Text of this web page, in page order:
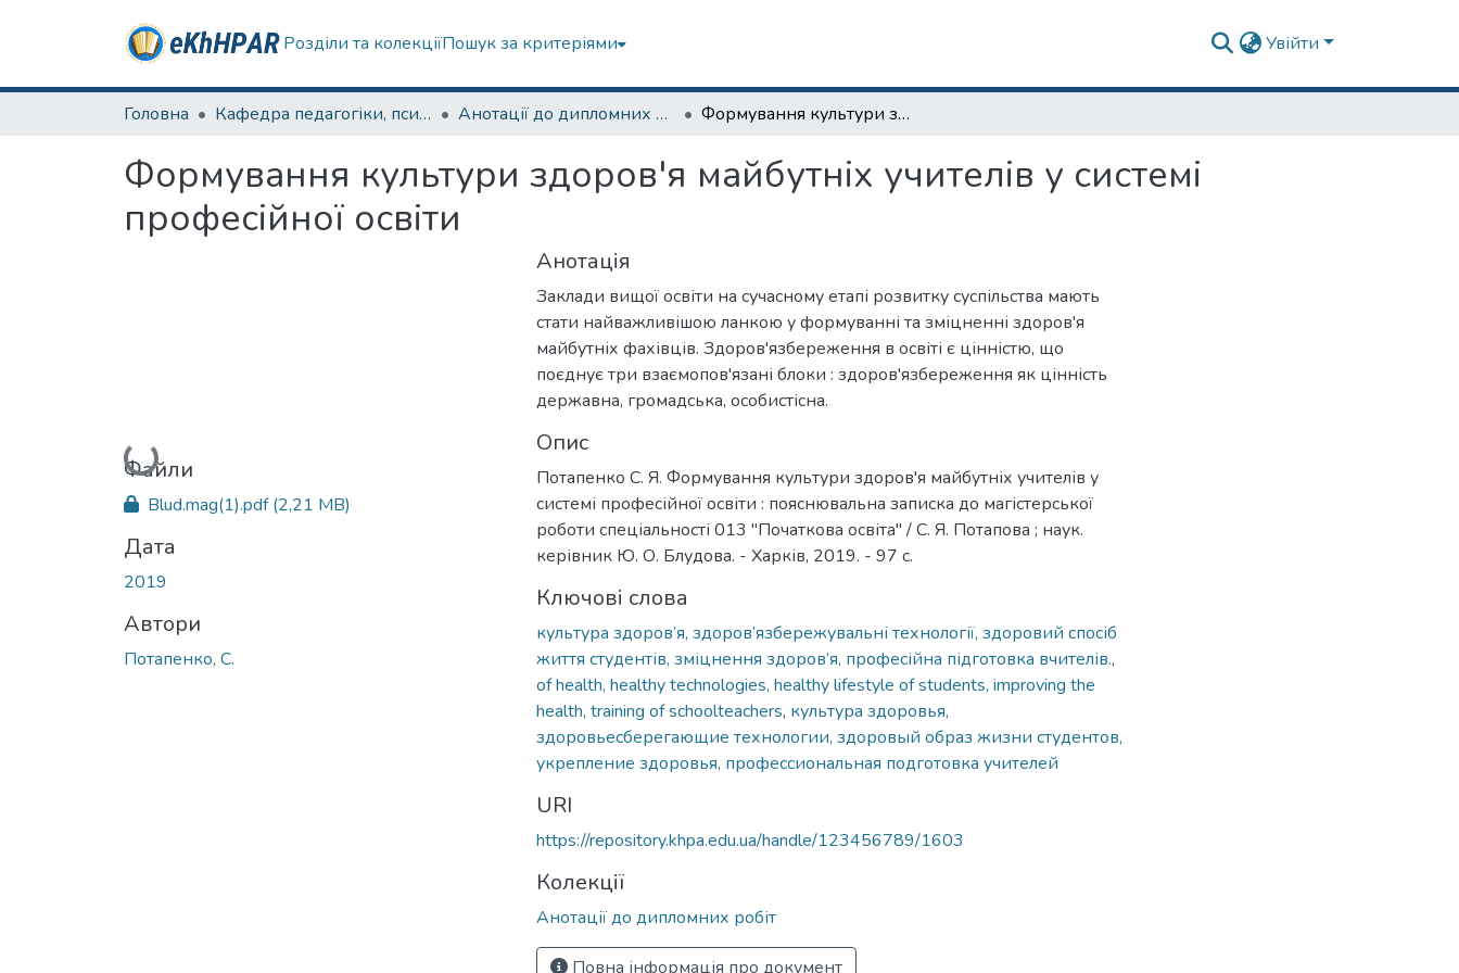
Розділи та колекціїПошук за критеріями Увійти
Головна Кафедра педагогіки, психології, початкової освіти та освітнього менеджменту Анотації до дипломних робіт Формування культури здоров'я майбутніх учителів у системі професійної освіти
Формування культури здоров'я майбутніх учителів у системі
професійної освіти
Вантажиться...
Файли
Blud.mag(1).pdf(2,21 MB)
Дата
2019
Автори
Потапенко, С.
Анотація
Заклади вищої освіти на сучасному етапі розвитку суспільства мають
стати найважливішою ланкою у формуванні та зміцненні здоров'я
майбутніх фахівців. Здоров'язбереження в освіті є цінністю, що
поєднує три взаємопов'язані блоки : здоров'язбереження як цінність
державна, громадська, особистісна.
Опис
Потапенко С. Я. Формування культури здоров'я майбутніх учителів у
системі професійної освіти : пояснювальна записка до магістерської
роботи спеціальності 013 "Початкова освіта" / С. Я. Потапова ; наук.
керівник Ю. О. Блудова. - Харків, 2019. - 97 с.
Ключові слова
культура здоров’я, здоров’язбережувальні технології, здоровий спосіб
життя студентів, зміцнення здоров’я, професійна підготовка вчителів.,
of health, healthy technologies, healthy lifestyle of students, improving the
health, training of schoolteachers, культура здоровья,
здоровьесберегающие технологии, здоровый образ жизни студентов,
укрепление здоровья, профессиональная подготовка учителей
URI
https://repository.khpa.edu.ua/handle/123456789/1603
Колекції
Анотації до дипломних робіт
Повна інформація про документ